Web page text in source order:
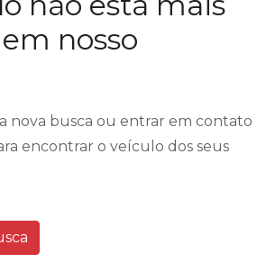
nosso
nova busca ou entrar em contato
encontrar o veículo dos seus